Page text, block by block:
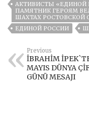
АКТИВИСТЫ «ЕДИНОЙ
ПАМЯТНИК ГЕРОЯМ
ШАХТАХ РОСТОВСКОЙ
ЕДИНОЙ РОССИИ
Previous
İBRAHİM
MAYIS DÜNYA
GÜNÜ MESAJI